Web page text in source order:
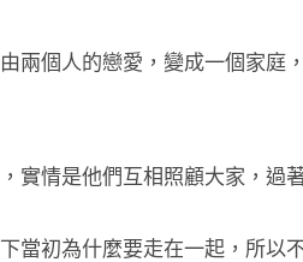
兩個人的戀愛，變成一個家庭
實情是他們互相照顧大家，過
當初為什麼要走在一起，所以